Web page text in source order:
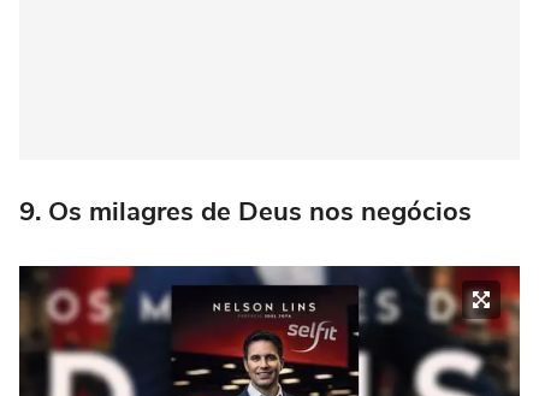
9. Os milagres de Deus nos negócios